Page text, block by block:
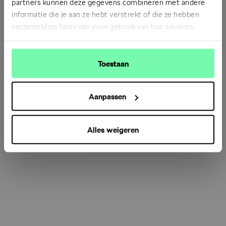
partners kunnen deze gegevens combineren met andere
informatie die je aan ze hebt verstrekt of die ze hebben
verzameld op basis van jouw gebruik van hun services.
Toestaan
Aanpassen
Alles weigeren